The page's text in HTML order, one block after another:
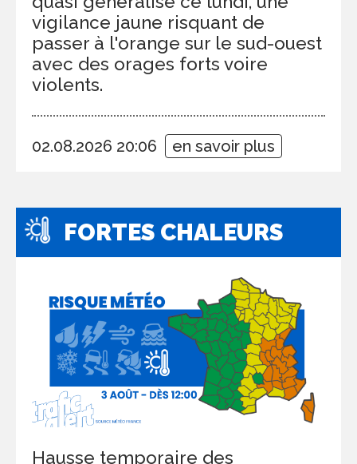
vigilance jaune risquant de
passer à l'orange sur le sud-ouest
avec des orages forts voire
violents.
02.08.2026 20:06 en savoir plus
FORTES CHALEURS
Hausse temporaire des